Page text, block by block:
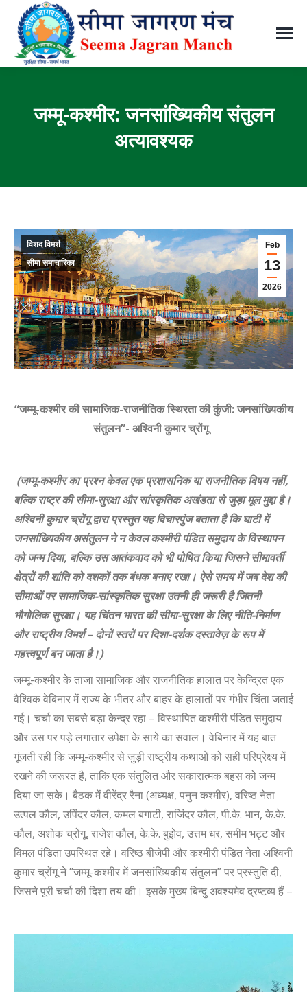
जम्मू-कश्मीर: जनसांख्यिकीय संतुलन
अत्यावश्यक
Feb
13
2026
विशद विमर्श
सीमा समाचारिका
“जम्मू-कश्मीर की सामाजिक-राजनीतिक स्थिरता की कुंजी: जनसांख्यिकीय
संतुलन”- अश्विनी कुमार च्रोंगू
(जम्मू-कश्मीर का प्रश्न केवल एक प्रशासनिक या राजनीतिक विषय नहीं,
बल्कि राष्ट्र की सीमा-सुरक्षा और सांस्कृतिक अखंडता से जुड़ा मूल मुद्दा है।
अश्विनी कुमारच्रोंगूद्वारा प्रस्तुत यह विचारपुंज बताता है कि घाटी में
जनसांख्यिकीय असंतुलन ने न केवल कश्मीरी पंडित समुदाय के विस्थापन
को जन्म दिया, बल्कि उस आतंकवाद को भी पोषित किया जिसने सीमावर्ती
क्षेत्रों की शांति को दशकों तक बंधक बनाए रखा। ऐसे समय में जब देश की
सीमाओं पर सामाजिक-सांस्कृतिक सुरक्षा उतनी ही जरूरी है जितनी
भौगोलिक सुरक्षा। यह चिंतनभारत कीसीमा-सुरक्षाके लिए नीति-निर्माण
और राष्ट्रीय विमर्श–दोनों स्तरों पर दिशा-दर्शक दस्तावेज़ के रूप में
महत्त्वपूर्ण बन जाता है।)
जम्मू-कश्मीर के ताजा सामाजिक और राजनीतिक हालात पर केन्द्रित एक
वैश्विक वेबिनार में राज्य के भीतर और बाहर के हालातों पर गंभीर चिंता जताई
गई। चर्चा का सबसे बड़ा केन्द्र रहा – विस्थापित कश्मीरी पंडित समुदाय
और उस पर पड़े लगातार उपेक्षा के साये का सवाल। वेबिनार में यह बात
गूंजती रही कि जम्मू-कश्मीर से जुड़ी राष्ट्रीय कथाओं को सही परिप्रेक्ष्य में
रखने की जरूरत है, ताकि एक संतुलित और सकारात्मक बहस को जन्म
दिया जा सके। बैठक में वीरेंद्र रैना (अध्यक्ष, पनुन कश्मीर), वरिष्ठ नेता
उत्पल कौल, उपिंदर कौल, कमल बगाटी, राजिंदर कौल, पी.के. भान, के.के.
कौल, अशोक च्रोंगू, राजेश कौल, के.के. बुझेव, उत्तम धर, समीम भट्ट और
विमल पंडिता उपस्थित रहे। वरिष्ठ बीजेपी और कश्मीरी पंडित नेता अश्विनी
कुमार च्रोंगू ने “जम्मू-कश्मीर में जनसांख्यिकीय संतुलन” पर प्रस्तुति दी,
जिसने पूरी चर्चा की दिशा तय की। इसके मुख्य बिन्दु अवश्यमेव द्रष्टव्य हैं –